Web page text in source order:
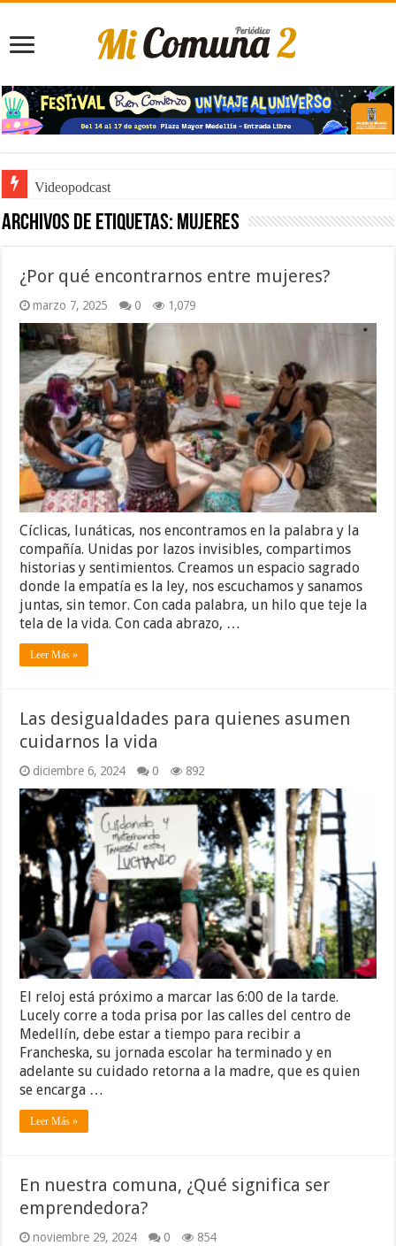
Noticiero de Manolo
Archivos de etiquetas: Mujeres
¿Por qué encontrarnos entre mujeres?
marzo 7, 2025 0 1,079
Cíclicas, lunáticas, nos encontramos en la palabra y la
compañía. Unidas por lazos invisibles, compartimos
historias y sentimientos. Creamos un espacio sagrado
donde la empatía es la ley, nos escuchamos y sanamos
juntas, sin temor. Con cada palabra, un hilo que teje la
tela de la vida. Con cada abrazo, …
Leer Más »
Las desigualdades para quienes asumen
cuidarnos la vida
diciembre 6, 2024 0 892
El reloj está próximo a marcar las 6:00 de la tarde.
Lucely corre a toda prisa por las calles del centro de
Medellín, debe estar a tiempo para recibir a
Francheska, su jornada escolar ha terminado y en
adelante su cuidado retorna a la madre, que es quien
se encarga …
Leer Más »
En nuestra comuna, ¿Qué significa ser
emprendedora?
noviembre 29, 2024 0 854